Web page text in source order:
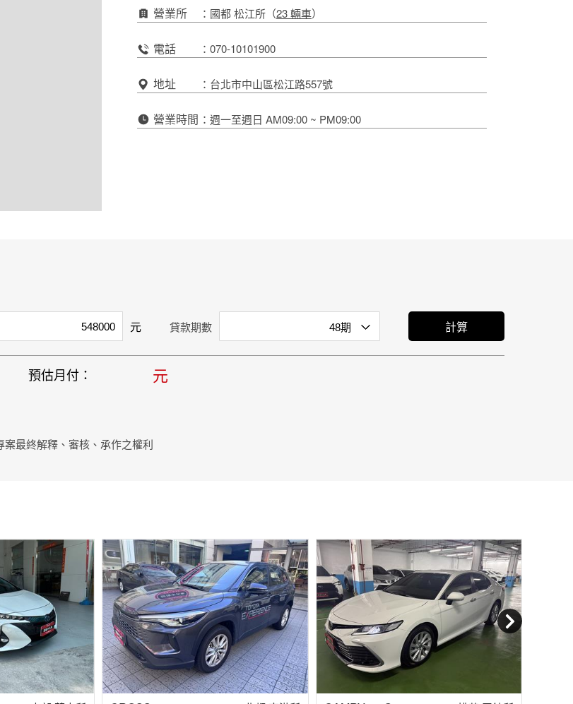
營業所 ：國都 松江所（23 輛車）
電話 ： 070-10101900
地址 ：台北市中山區松江路557號
營業時間 ：週一至週日 AM09:00 ~ PM09:00
元 貸款期數 計算
預估月付： 元
最終解釋、審核、承作之權利